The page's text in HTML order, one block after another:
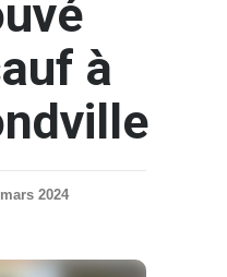
à
2024